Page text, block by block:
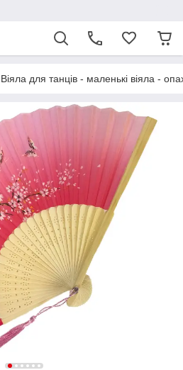
Віяла для танців - маленькі віяла -